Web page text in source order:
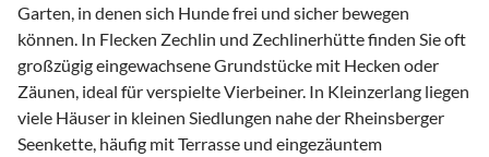
Garten, in denen sich Hunde frei und sicher bewegen
können. In Flecken Zechlin und Zechlinerhütte finden Sie oft
großzügig eingewachsene Grundstücke mit Hecken oder
Zäunen, ideal für verspielte Vierbeiner. In Kleinzerlang liegen
viele Häuser in kleinen Siedlungen nahe der Rheinsberger
Seenkette, häufig mit Terrasse und eingezäuntem